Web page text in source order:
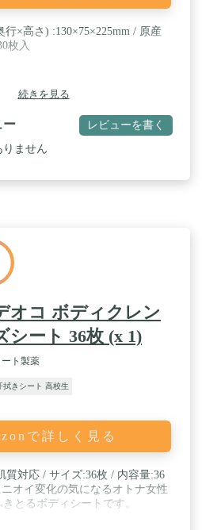
×高さ) :130×75×225mm / 原産
枚入
続きを見る
ー レビューを書く
りません
オコ ボディクレン
シート 36枚 (x 1)
ート製薬
拭きシート 高校生
で詳しく見る
質対応 / サイズ:36枚 / 内容量:36
オイ変化の気になるオトナ女性
とるボディシートです。